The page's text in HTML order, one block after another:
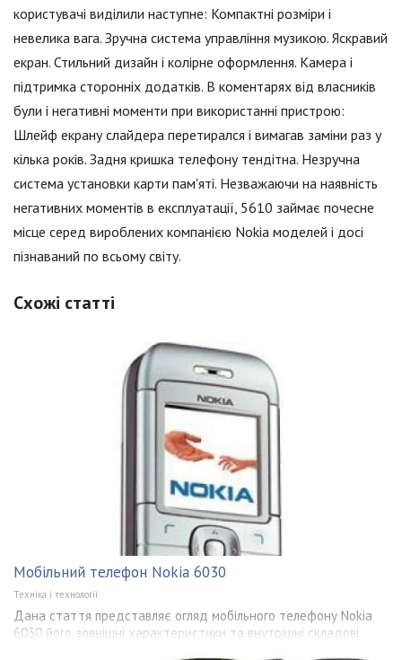
користувачі виділили наступне: Компактні розміри і
невелика вага. Зручна система управління музикою. Яскравий
екран. Стильний дизайн і колірне оформлення. Камера і
підтримка сторонніх додатків. В коментарях від власників
були і негативні моменти при використанні пристрою:
Шлейф екрану слайдера перетирался і вимагав заміни раз у
кілька років. Задня кришка телефону тендітна. Незручна
система установки карти пам'яті. Незважаючи на наявність
негативних моментів в експлуатації, 5610 займає почесне
місце серед вироблених компанією Nokia моделей і досі
пізнаваний по всьому світу.
Схожі статті
Мобільний телефон Nokia 6030
Техніка і технології
Дана стаття представляє огляд мобільного телефону Nokia
6030 його зовнішні характеристики та внутрішні складові.